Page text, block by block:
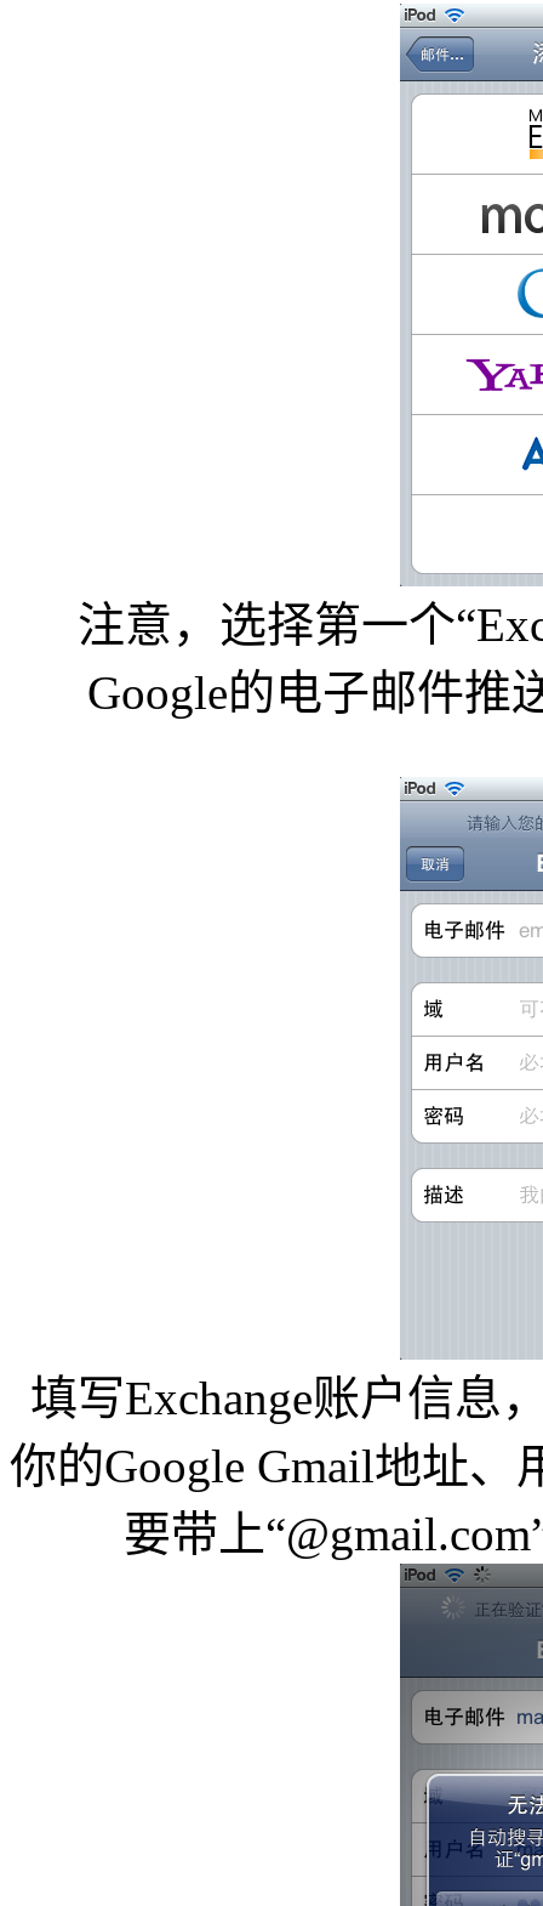
注意，选择第一个
Google的电子邮件推
填写Exchange账户信息
你的Google Gmail地址
要带上